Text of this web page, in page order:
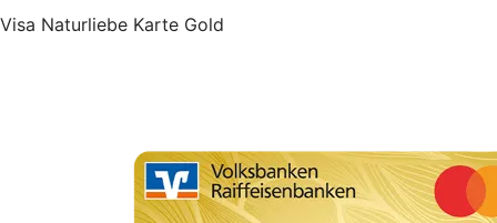
Visa Naturliebe Karte Gold